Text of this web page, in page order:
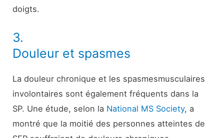
doigts.
3.
Douleur et spasmes
La douleur chronique et les spasmesmusculaires
involontaires sont également fréquents dans la
SP. Une étude, selon la National MS Society, a
montré que la moitié des personnes atteintes de